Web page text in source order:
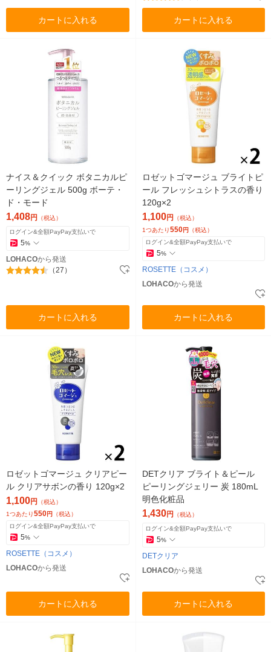
カートに入れる カートに入れる
ナイス＆クイック ボタニカルピ
ーリングジェル 500g ボーテ・
ド・モード
1,408円 （税込）
ログイン&全額PayPay支払いで
5%
LOHACOから発送
（27）
カートに入れる
ロゼットゴマージュ ブライトピ
ール フレッシュシトラスの香り
120g×2
1,100円 （税込）
1つあたり550円 （税込）
ログイン&全額PayPay支払いで
5%
ROSETTE（コスメ）
LOHACOから発送
カートに入れる
ロゼットゴマージュ クリアピー
ル クリアサボンの香り 120g×2
1,100円
（税込）
1つあたり550円 （税込）
ログイン&全額PayPay支払いで
5%
ROSETTE（コスメ）
LOHACOから発送
カートに入れる
DETクリア ブライト＆ピール
ピーリングジェリー 炭 180mL
明色化粧品
1,430円 （税込）
ログイン&全額PayPay支払いで
5%
DETクリア
LOHACOから発送
カートに入れる